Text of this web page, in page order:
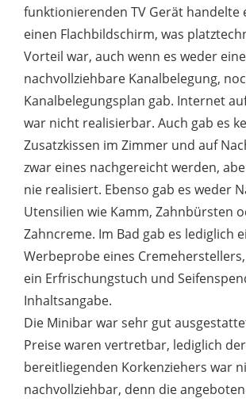
funktionierenden TV Gerät handelte
einen Flachbildschirm, was
Vorteil war, auch wenn es weder eine
nachvollziehbare Kanalbelegung,
Kanalbelegungsplan gab. Internet
war nicht realisierbar. Auch gab es
Zusatzkissen im Zimmer und auf
zwar eines nachgereicht werden,
nie realisiert. Ebenso gab es weder
Utensilien wie Kamm, Zahnbürsten
Zahncreme. Im Bad gab es lediglich
Werbeprobe eines
ein Erfrischungstuch und
Inhaltsangabe.
Die Minibar war sehr gut
Preise waren vertretbar, lediglich
bereitliegenden Korkenziehers war
nachvollziehbar, denn die